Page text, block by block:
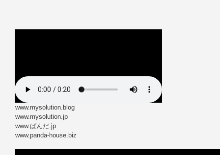
www.mysolution.blog
www.mysolution.jp
www.ぱんだ.jp
www.panda-house.biz